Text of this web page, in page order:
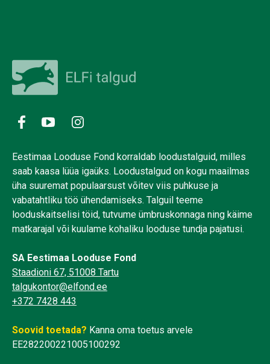
Eestimaa Looduse Fond korraldab loodustalguid, milles
saab kaasa lüüa igaüks. Loodustalgud on kogu maailmas
üha suuremat populaarsust võitev viis puhkuse ja
vabatahtliku töö ühendamiseks. Talguil teeme
looduskaitselisi töid, tutvume ümbruskonnaga ning käime
matkarajal või kuulame kohaliku looduse tundja pajatusi.
SA Eestimaa Looduse Fond
Staadioni 67, 51008 Tartu
talgukontor@elfond.ee
+372 7428 443
Soovid toetada? Kanna oma toetus arvele
EE282200221005100292